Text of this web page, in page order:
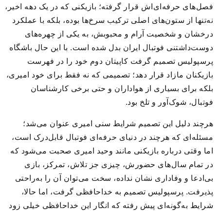
فصل‌های حرفه‌ای‌اش قرار گرفته؛ بازیکنی که در یک دهه اخیر،
نه‌تنها از ستون‌های اصلی ترکیب سرخ‌ها بوده، بلکه با عملکرد
درخشان و شخصیت آرام و محبوبش، به یکی از چهره‌های
دوست‌داشتنی فوتبال ایران بدل شده است. با این‌ حال باشگاه
پرسپولیس تصمیم گرفت کاپیتان دوم خود را در فهرست
بازیکنان مازاد قرار دهد؛ تصمیمی که نه فقط برای خود امیری،
بلکه برای بسیاری از هواداران و حتی برخی کارشناسان
فوتبال، شوک‌آور و تلخ بود.
هرچند دلیل این تصمیم شرایط سنی امیری عنوان می‌شد؛
مسئله‌ای که هرچند در دنیای حرفه‌ای فوتبال قابل‌درک است،
اما وقتی درباره بازیکنی مانند وحید امیری صحبت می‌شود که
در تمام سال‌های حضورش، چیزی جز تلاش، تمرکز، بازی
بی‌ادعا و وفاداری نشان نداده، سخت می‌توان آن را به‌راحتی
پذیرفت. پرسپولیس تصمیم به خداحافظی گرفت، اما حالا،
شرایط به‌گونه‌ای پیش رفته که انگار این خداحافظی خیلی زود